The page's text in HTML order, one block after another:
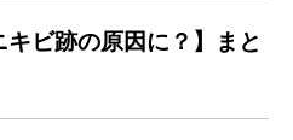
キビ跡の原因に？】まと